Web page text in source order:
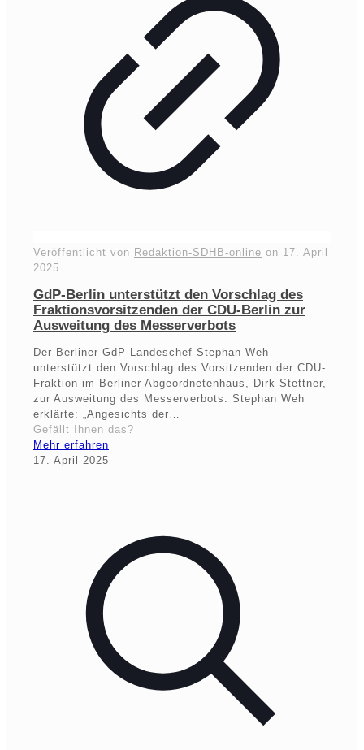
Veröffentlicht von Redaktion-SDHB-online on 17. April
2025
GdP-Berlin unterstützt den Vorschlag des
Fraktionsvorsitzenden der CDU-Berlin zur
Ausweitung des Messerverbots
Der Berliner GdP-Landeschef Stephan Weh
unterstützt den Vorschlag des Vorsitzenden der CDU-
Fraktion im Berliner Abgeordnetenhaus, Dirk Stettner,
zur Ausweitung des Messerverbots. Stephan Weh
erklärte: „Angesichts der…
Gefällt Ihnen das?
Mehr erfahren
17. April 2025